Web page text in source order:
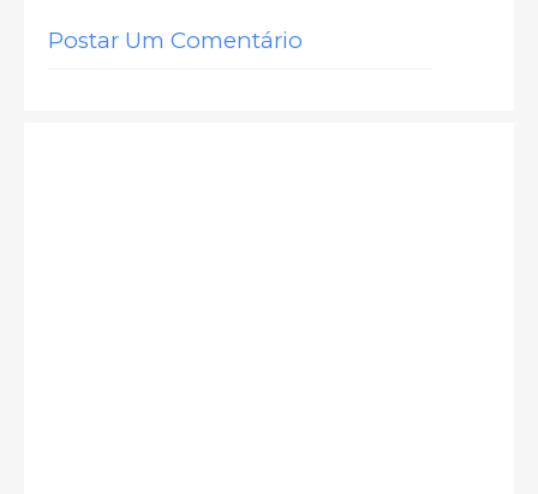
Postar Um Comentário